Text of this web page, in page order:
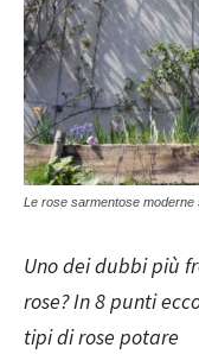
Le rose sarmentose moderne
Uno dei dubbi più
rose? In 8 punti
tipi di rose potare